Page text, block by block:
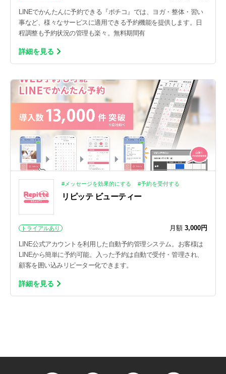
LINEでかんたんに予約できる『ポチコ』では、ヨガ・整体・習い
事など、様々なサービスに適用できる予約機能を提供します。日
程調整も予約状況の管理も楽々。無料期間有
詳細を見る
#メッセージを効果的にする #予約を受付する
リピッテ ビューティー
トライアルあり 月額 3,000円
LINE公式アカウントを利用した自動予約管理システム。お客様は
LINEから簡単に予約可能。入った予約は自動で受付・管理され、
顧客を囲い込みリピーター化できます。
詳細を見る